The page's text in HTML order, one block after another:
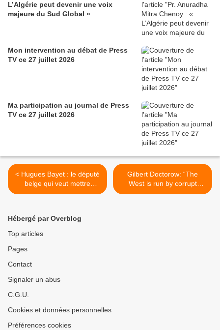
L’Algérie peut devenir une voix
majeure du Sud Global »
Mon intervention au débat de Press
TV ce 27 juillet 2026
Ma participation au journal de Press
TV ce 27 juillet 2026
< Hugues Bayet : le député
belge qui veut mettre
l’Algérie au ban des nations
Gilbert Doctorow: “The
West is run by corrupt
cowards!” >
Hébergé par Overblog
Top articles
Pages
Contact
Signaler un abus
C.G.U.
Cookies et données personnelles
Préférences cookies